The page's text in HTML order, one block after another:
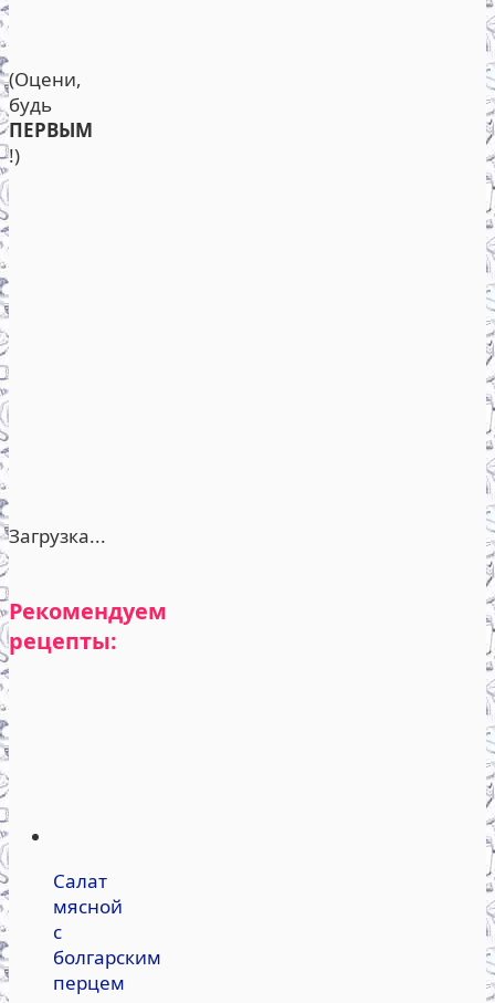
(Оцени,
будь
ПЕРВЫМ
!)
Загрузка...
Рекомендуем
рецепты:
Салат
мясной
с
болгарским
перцем